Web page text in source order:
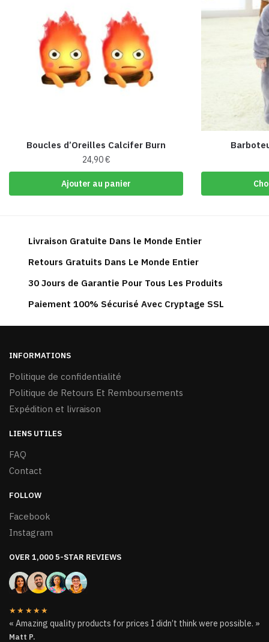
Boucles d’Oreilles Calcifer Burn
24,90€
Ajouter au panier
Livraison Gratuite Dans le Monde Entier
Retours Gratuits Dans Le Monde Entier
30 Jours de Garantie Pour Tous Les Produits
Paiement 100% Sécurisé Avec Cryptage SSL
INFORMATIONS
Politique de confidentialité
Politique de Retours Et Remboursements
Expédition et livraison
LIENS UTILES
FAQ
Contact
FOLLOW
Facebook
Instagram
OVER 1,000 5-STAR REVIEWS
★★★★★
« Amazing quality products for prices I didn’t think were possible. »
Matt P.